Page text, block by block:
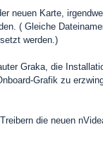
neuen Karte,
( Gleiche
werden.)
Graka, die
Grafik zu
die neuen